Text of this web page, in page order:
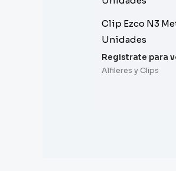
Clip Ezco N3
Unidades
Registrate para
Alfileres y Clips